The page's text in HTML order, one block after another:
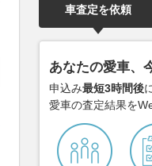
車査定を依頼
あなたの愛車、
申込み最短3時間後
愛車の査定結果を